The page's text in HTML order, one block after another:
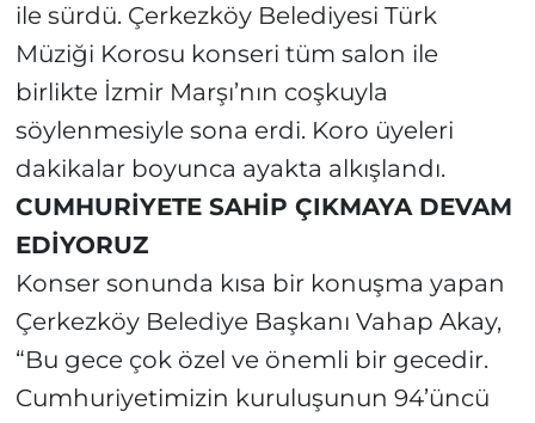
ile sürdü. Çerkezköy Belediyesi Türk
Müziği Korosu konseri tüm salon ile
birlikte İzmir Marşı’nın coşkuyla
söylenmesiyle sona erdi. Koro üyeleri
dakikalar boyunca ayakta alkışlandı.
CUMHURİYETE SAHİP ÇIKMAYA DEVAM
EDİYORUZ
Konser sonunda kısa bir konuşma yapan
Çerkezköy Belediye Başkanı Vahap Akay,
“Bu gece çok özel ve önemli bir gecedir.
Cumhuriyetimizin kuruluşunun 94’üncü